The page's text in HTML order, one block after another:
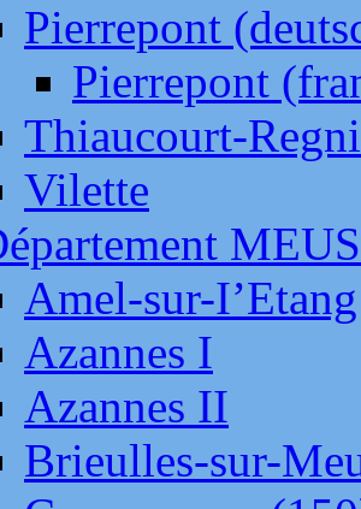
Pierrepont
Pierrepont
Thiaucourt-
Vilette
Amel-sur-
Azannes I
Azannes II
Brieulles-sur-